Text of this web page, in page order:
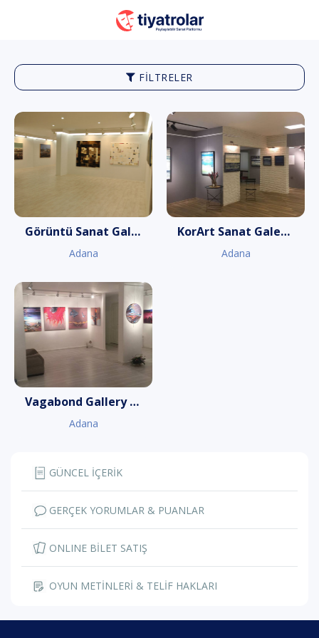
FILTRELER
Görüntü Sanat Galerisi
Adana
KorArt Sanat Galerisi
Adana
Vagabond Gallery & Studio
Adana
GÜNCEL İÇERİK
GERÇEK YORUMLAR & PUANLAR
ONLINE BİLET SATIŞ
OYUN METİNLERİ & TELİF HAKLARI